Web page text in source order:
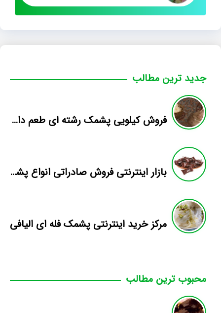
جدید ترین مطالب
فروش کیلویی پشمک رشته ای طعم دار میوه
بازار اینترنتی فروش صادراتی انواع پشمک الیافی/شکلاتی
مرکز خرید اینترنتی پشمک فله ای الیافی
محبوب ترین مطالب